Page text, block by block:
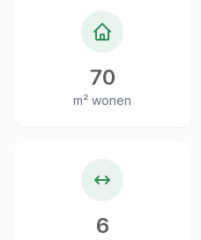
70
m² wonen
6